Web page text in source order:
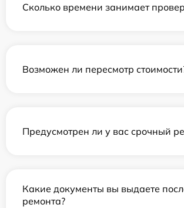
Сколько времени занимает
Возможен ли пересмотр
Предусмотрен ли у вас срочный
Какие документы вы выдаете
ремонта?